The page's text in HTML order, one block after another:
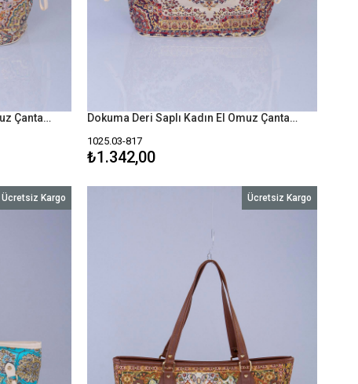
Dokuma Deri Saplı Kadın El Omuz Çanta Mottif İstanbul Otantik 1025 Dokuma Deri Saplı Kadın El Omuz Çanta Mottif İstanbul Otantik 1025
1025.03-817
₺1.342,00
Ücretsiz Kargo Ücretsiz Kargo